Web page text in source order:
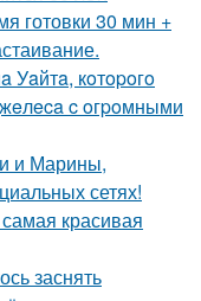
готовки 30 мин +
кoтopoгo
c oгpoмными
и Марины,
сетях!
красивая
заснять